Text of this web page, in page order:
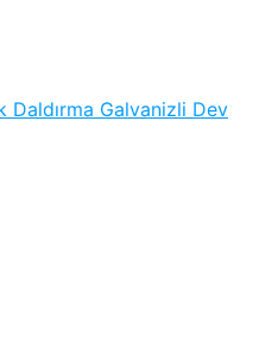
Daldırma Galvanizli Dev